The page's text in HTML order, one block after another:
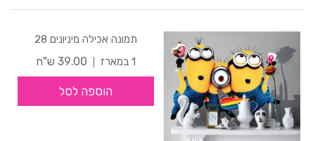
תמונה אכילה מיניונים 28
1 במארז
39.00 ש"ח
הוספה לסל